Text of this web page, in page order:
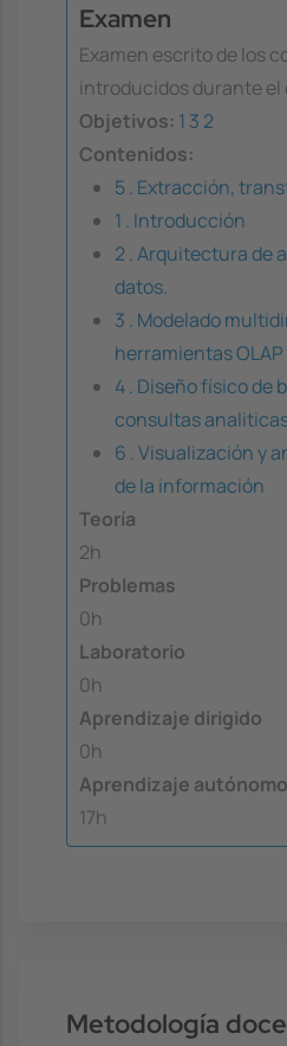
Examen
Examen escrito de los
introducidos durante el
Objetivos: 1 3 2
Contenidos:
5 . Extracción,
1 . Introducción
2 . Arquitectura de
datos.
3 . Modelado
herramientas OLAP
4 . Diseño físico de
consultas
6 . Visualización y
de la información
Teoría
2h
Problemas
0h
Laboratorio
0h
Aprendizaje dirigido
0h
Aprendizaje autónomo
17h
Metodología